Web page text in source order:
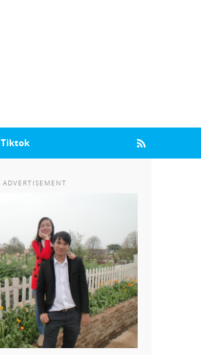
Tiktok
ADVERTISEMENT